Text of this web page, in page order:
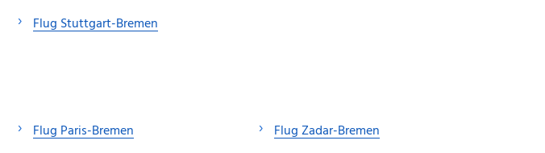
Flug Stuttgart-Bremen
Flug Paris-Bremen
Flug Zadar-Bremen